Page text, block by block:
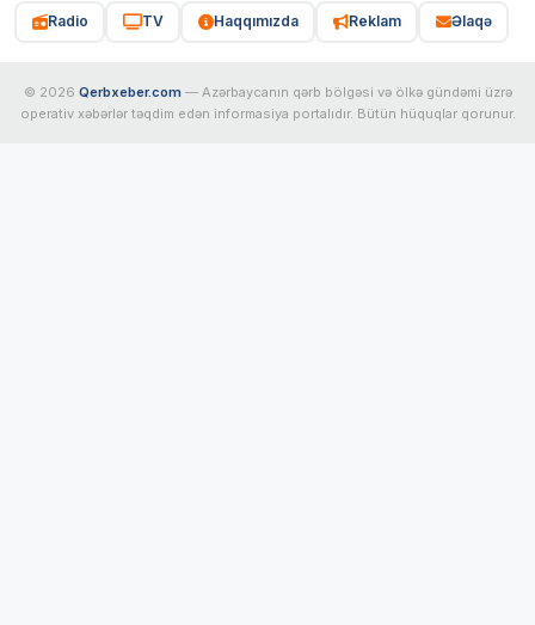
Radio TV Haqqımızda Reklam Əlaqə
© 2026 Qerbxeber.com — Azərbaycanın qərb bölgəsi və ölkə gündəmi üzrə
operativ xəbərlər təqdim edən informasiya portalıdır. Bütün hüquqlar qorunur.